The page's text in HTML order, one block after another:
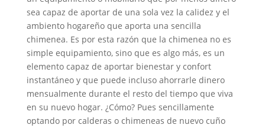
sea capaz de aportar de una sola vez la calidez y el
ambiento hogareño que aporta una sencilla
chimenea. Es por esta razón que la chimenea no es
simple equipamiento, sino que es algo más, es un
elemento capaz de aportar bienestar y confort
instantáneo y que puede incluso ahorrarle dinero
mensualmente durante el resto del tiempo que viva
en su nuevo hogar. ¿Cómo? Pues sencillamente
optando por calderas o chimeneas de nuevo cuño